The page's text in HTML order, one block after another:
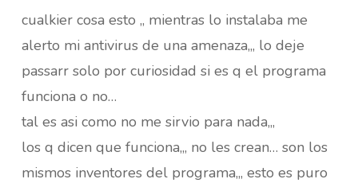
cualkier cosa esto ,, mientras lo instalaba me
alerto mi antivirus de una amenaza,,, lo deje
passarr solo por curiosidad si es q el programa
funciona o no…
tal es asi como no me sirvio para nada,,,
los q dicen que funciona,,, no les crean… son los
mismos inventores del programa,,, esto es puro